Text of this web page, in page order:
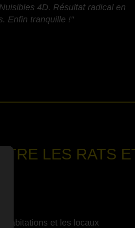
4D. Résultat radical en
Enfin tranquille !"
LES RATS
habitations et les locaux